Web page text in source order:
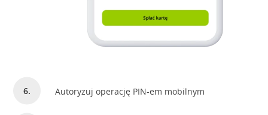
Autoryzuj operację PIN-em mobilnym